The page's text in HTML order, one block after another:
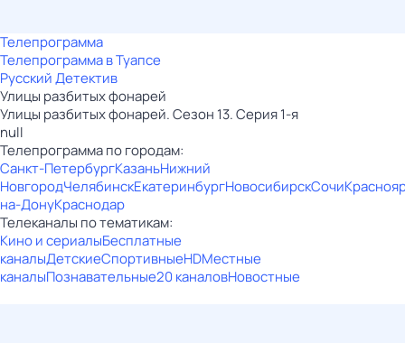
Телепрограмма
Телепрограмма в Туапсе
Русский Детектив
Улицы разбитых фонарей
Улицы разбитых фонарей. Сезон 13. Серия 1-я
null
Телепрограмма по городам:
Санкт-ПетербургКазаньНижний
НовгородЧелябинскЕкатеринбургНовосибирскСочи
на-ДонуКраснодар
Телеканалы по тематикам:
Кино и сериалыБесплатные
каналыДетскиеСпортивныеHDМестные
каналыПознавательные20 каналовНовостные